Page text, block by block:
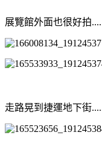
展覽館外面也很好拍....
走路晃到捷運地下街